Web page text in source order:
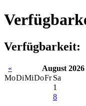
Verfügbarkeit:
« August 2026
MoDiMiDoFr Sa
1
8